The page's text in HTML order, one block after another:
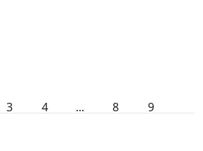
3 4 ... 8 9